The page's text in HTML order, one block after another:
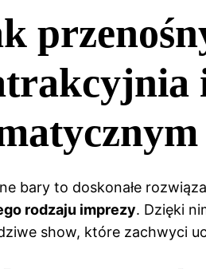
bary to doskonałe
rodzaju imprezy. Dzięki
show, które zachwyci